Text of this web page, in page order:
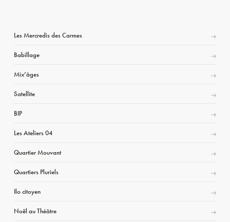
Les Mercredis des Carmes
Babillage
Mix’âges
Satellite
BIP
Les Ateliers 04
Quartier Mouvant
Quartiers Pluriels
Ilo citoyen
Noël au Théâtre